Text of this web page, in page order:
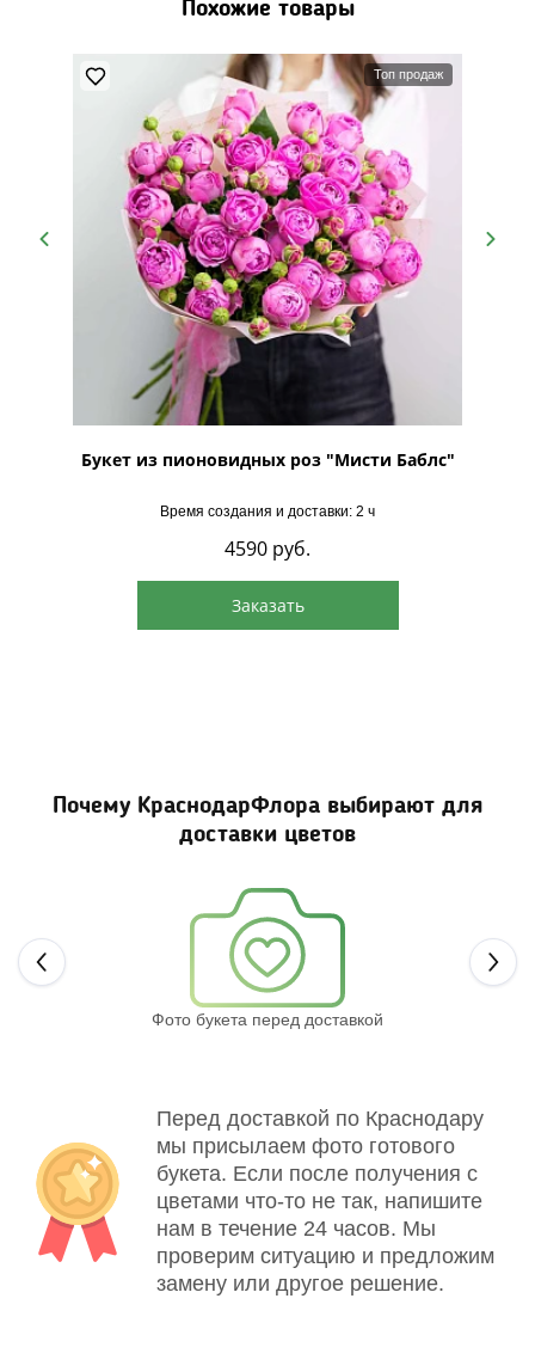
Похожие товары
Топ продаж
Букет из пионовидных роз "Мисти Баблс"
Время создания и доставки: 2 ч
4590 руб.
Заказать
Почему КраснодарФлора выбирают для
доставки цветов
Фото букета перед доставкой
Перед доставкой по Краснодару
мы присылаем фото готового
букета. Если после получения с
цветами что-то не так, напишите
нам в течение 24 часов. Мы
проверим ситуацию и предложим
замену или другое решение.